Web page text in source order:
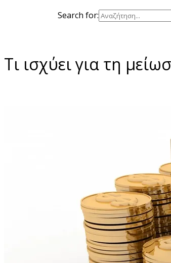
Search for:
Τι ισχύει για τη